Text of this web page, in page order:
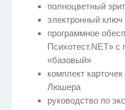
полноцветный
электронный
программное
Психотест.NET»
«базовый»
комплект
Люшера
руководство по